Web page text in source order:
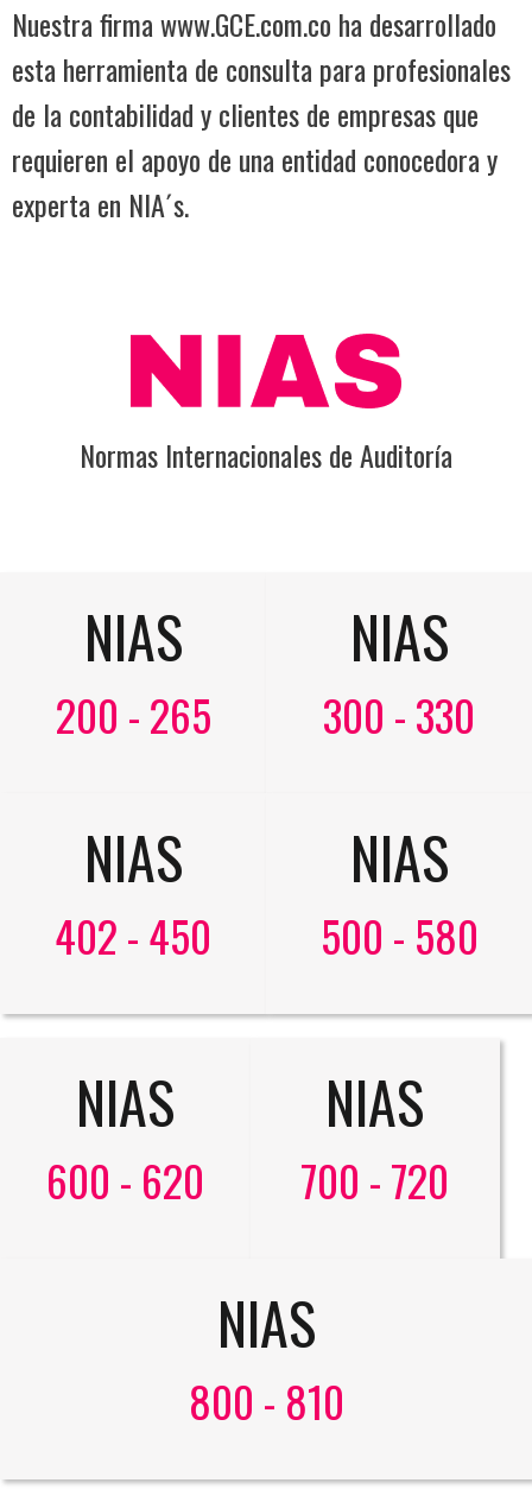
Nuestra firma www.GCE.com.co ha desarrollado
esta herramienta de consulta para profesionales
de la contabilidad y clientes de empresas que
requieren el apoyo de una entidad conocedora y
experta en NIA´s.
Normas Internacionales de Auditoría
NIAS
200 - 265
NIAS
300 - 330
NIAS
402 - 450
NIAS
500 - 580
NIAS
600 - 620
NIAS
700 - 720
NIAS
800 - 810